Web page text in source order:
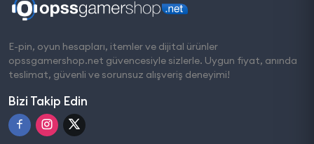
E-pin, oyun hesapları, itemler ve dijital ürünler
opssgamershop.net güvencesiyle sizlerle. Uygun fiyat, anında
teslimat, güvenli ve sorunsuz alışveriş deneyimi!
Bizi Takip Edin